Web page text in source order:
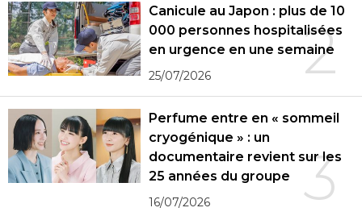
2
Canicule au Japon : plus de 10
000 personnes hospitalisées
en urgence en une semaine
25/07/2026
3
Perfume entre en « sommeil
cryogénique » : un
documentaire revient sur les
25 années du groupe
16/07/2026